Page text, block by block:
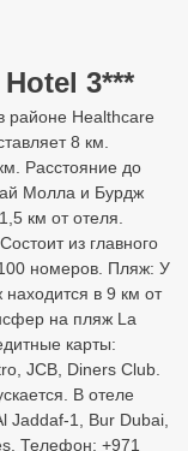
3***
районе Healthcare
8 км.
Расстояние до
Молла и Бурдж
км от отеля.
из главного
номеров. Пляж: У
в 9 км от
на пляж La
карты:
JCB, Diners Club.
В отеле
Jaddaf-1, Bur Dubai,
Телефон: +971